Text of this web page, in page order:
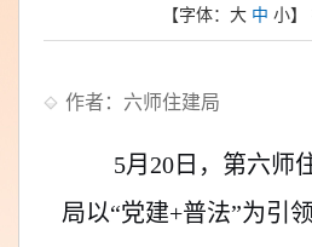
【字体： 大 中 小】
作者：六师住建局
5月20日 ，第六师
局以“党建+普法”为引